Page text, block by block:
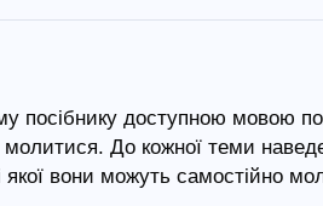
посібнику доступною мовою
До кожної теми
вони можуть самостійно